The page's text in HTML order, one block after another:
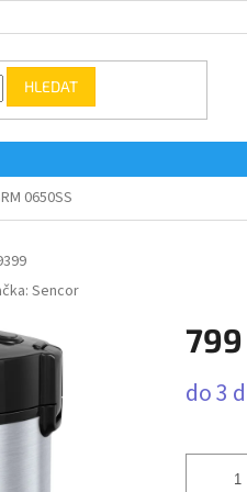
HLEDAT
0650SS
Sencor
799
cena:
do 3